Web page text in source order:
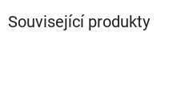
Související produkty